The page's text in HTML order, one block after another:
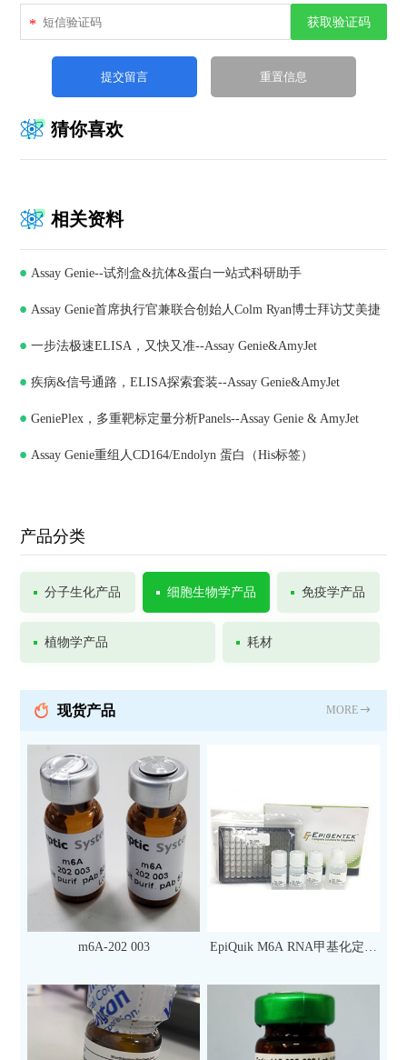
* 获取验证码
猜你喜欢
相关资料
Assay Genie--试剂盒&抗体&蛋白一站式科研助手
Assay Genie首席执行官兼联合创始人Colm Ryan博士拜访艾美捷
科技，深化合作共谋发展
一步法极速ELISA，又快又准--Assay Genie&AmyJet
疾病&信号通路，ELISA探索套装--Assay Genie&AmyJet
GeniePlex，多重靶标定量分析Panels--Assay Genie & AmyJet
Assay Genie重组人CD164/Endolyn 蛋白（His标签）
产品分类
分子生化产品 细胞生物学产品 免疫学产品
植物学产品 耗材
现货产品 MORE
m6A-202 003
EpiQuik M6A RNA甲基化定量
次）